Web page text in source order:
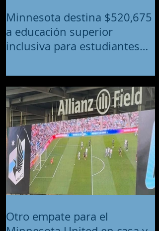
Minnesota destina $520,675
a educación superior
inclusiva para estudiantes
intelectuales y del desarrollo
Otro empate para el